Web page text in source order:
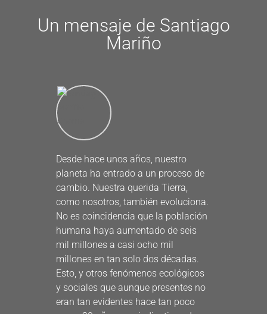
Un mensaje de Santiago
Mariño
Desde hace unos años, nuestro
planeta ha entrado a un proceso de
cambio. Nuestra querida Tierra,
como nosotros, también evoluciona.
No es coincidencia que la población
humana haya aumentado de seis
mil millones a casi ocho mil
millones en tan solo dos décadas.
Esto, y otros fenómenos ecológicos
y sociales que aunque presentes no
eran tan evidentes hace tan poco